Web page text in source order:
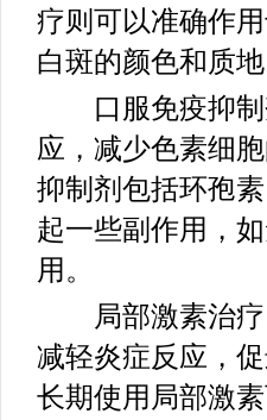
疗则可以准确作
白斑的颜色和质地
口服免疫抑制
应，减少色素细
抑制剂包括环孢
起一些副作用，
用。
局部激素治疗
减轻炎症反应，
长期使用局部激